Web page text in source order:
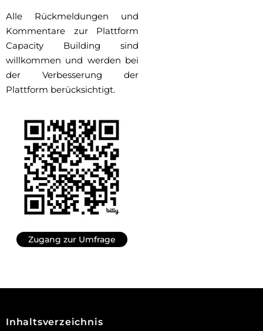
Alle Rückmeldungen und
Kommentare zur Plattform
Capacity Building sind
willkommen und werden bei
der Verbesserung der
Plattform berücksichtigt.
Zugang zur Umfrage
Inhaltsverzeichnis